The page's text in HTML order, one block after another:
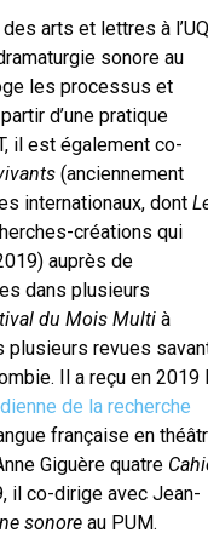
arts et lettres à
sonore au
les processus et
d’une pratique
il est également co-
(anciennement
internationaux, dont
créations qui
auprès de
dans plusieurs
du Mois Multi à
plusieurs revues
Il a reçu en 2019
de la recherche
française en
Giguère quatre
il co-dirige avec Jean-
sonore au PUM.